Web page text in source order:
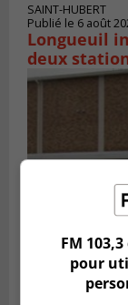
SAINT-HUBERT
Publié le 6 août
Longueuil
deux
FM
pour